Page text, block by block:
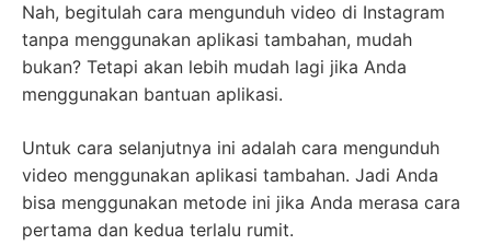
Nah, begitulah cara mengunduh video di Instagram
tanpa menggunakan aplikasi tambahan, mudah
bukan? Tetapi akan lebih mudah lagi jika Anda
menggunakan bantuan aplikasi.
Untuk cara selanjutnya ini adalah cara mengunduh
video menggunakan aplikasi tambahan. Jadi Anda
bisa menggunakan metode ini jika Anda merasa cara
pertama dan kedua terlalu rumit.